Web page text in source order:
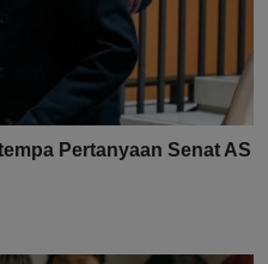
Pertanyaan Senat AS